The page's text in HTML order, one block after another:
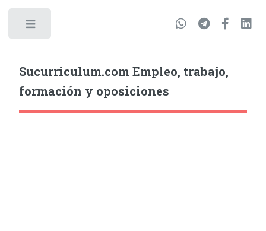
Sucurriculum.com Empleo, trabajo,
formación y oposiciones